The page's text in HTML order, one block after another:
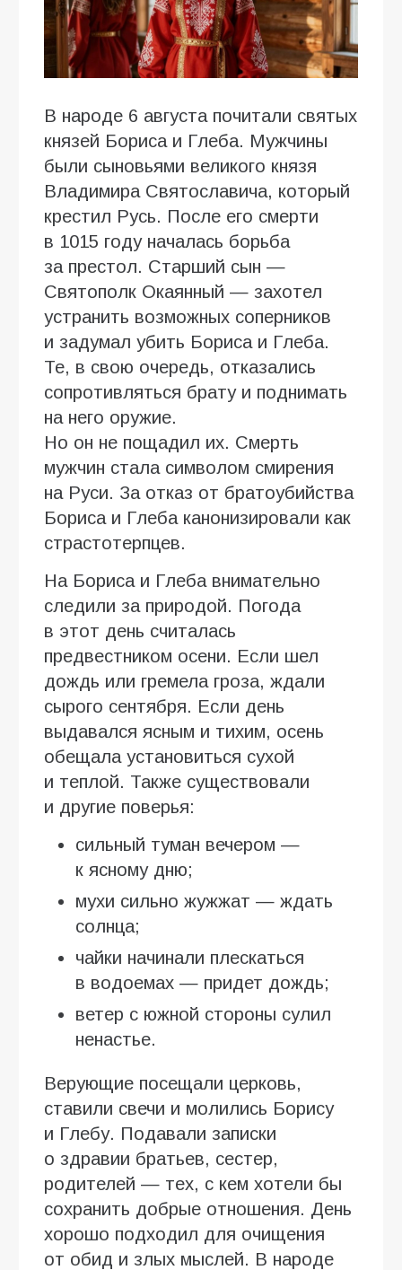
В народе 6 августа почитали святых
князей Бориса и Глеба. Мужчины
были сыновьями великого князя
Владимира Святославича, который
крестил Русь. После его смерти
в 1015 году началась борьба
за престол. Старший сын —
Святополк Окаянный — захотел
устранить возможных соперников
и задумал убить Бориса и Глеба.
Те, в свою очередь, отказались
сопротивляться брату и поднимать
на него оружие.
Но он не пощадил их. Смерть
мужчин стала символом смирения
на Руси. За отказ от братоубийства
Бориса и Глеба канонизировали как
страстотерпцев.
На Бориса и Глеба внимательно
следили за природой. Погода
в этот день считалась
предвестником осени. Если шел
дождь или гремела гроза, ждали
сырого сентября. Если день
выдавался ясным и тихим, осень
обещала установиться сухой
и теплой. Также существовали
и другие поверья:
сильный туман вечером —
к ясному дню;
мухи сильно жужжат — ждать
солнца;
чайки начинали плескаться
в водоемах — придет дождь;
ветер с южной стороны сулил
ненастье.
Верующие посещали церковь,
ставили свечи и молились Борису
и Глебу. Подавали записки
о здравии братьев, сестер,
родителей — тех, с кем хотели бы
сохранить добрые отношения. День
хорошо подходил для очищения
от обид и злых мыслей. В народе